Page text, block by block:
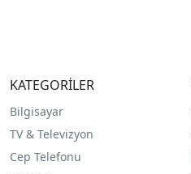
KATEGORİLER
Bilgisayar
TV & Televizyon
Cep Telefonu